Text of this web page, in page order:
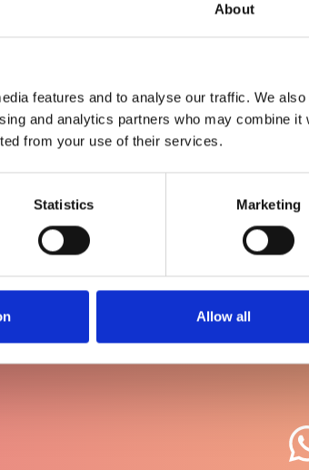
About
features and to analyse our traffic. We also
and analytics partners who may combine it
from your use of their services.
Statistics Marketing
Allow all
€250,00